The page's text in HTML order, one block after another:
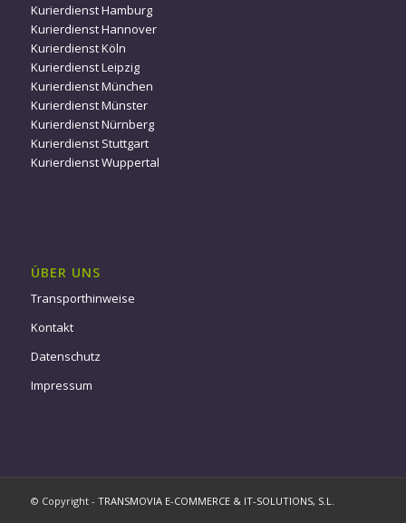
Kurierdienst Hamburg
Kurierdienst Hannover
Kurierdienst Köln
Kurierdienst Leipzig
Kurierdienst München
Kurierdienst Münster
Kurierdienst Nürnberg
Kurierdienst Stuttgart
Kurierdienst Wuppertal
ÜBER UNS
Transporthinweise
Kontakt
Datenschutz
Impressum
© Copyright - TRANSMOVIA E-COMMERCE & IT-SOLUTIONS, S.L.